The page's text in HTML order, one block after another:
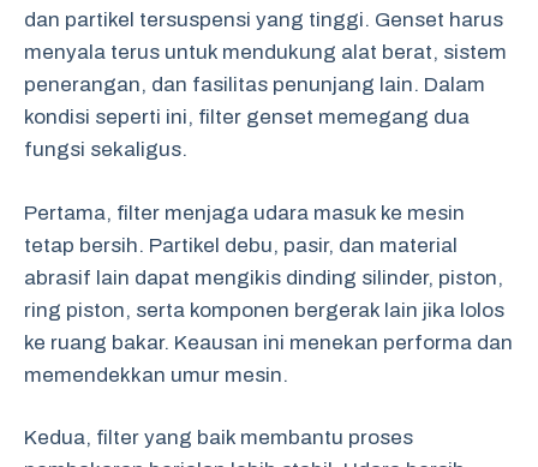
dan partikel tersuspensi yang tinggi. Genset harus
menyala terus untuk mendukung alat berat, sistem
penerangan, dan fasilitas penunjang lain. Dalam
kondisi seperti ini, filter genset memegang dua
fungsi sekaligus.
Pertama, filter menjaga udara masuk ke mesin
tetap bersih. Partikel debu, pasir, dan material
abrasif lain dapat mengikis dinding silinder, piston,
ring piston, serta komponen bergerak lain jika lolos
ke ruang bakar. Keausan ini menekan performa dan
memendekkan umur mesin.
Kedua, filter yang baik membantu proses